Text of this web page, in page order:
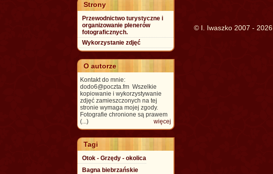
Strony
Przewodnictwo turystyczne i
organizowanie plenerów
fotograficznych.
Wykorzystanie zdjęć
O autorze
Kontakt do mnie:
dodo6@poczta.fm Wszelkie
kopiowanie i wykorzystywanie
zdjęć zamieszczonych na tej
stronie wymaga mojej zgody.
Fotografie chronione są prawem
(...)
więcej
Tagi
Otok - Grzędy - okolica
Bagna biebrzańskie
© I. Iwaszko 2007 - 2026